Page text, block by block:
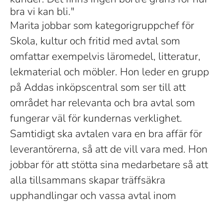
bra vi kan bli."
Marita jobbar som kategorigruppchef för
Skola, kultur och fritid med avtal som
omfattar exempelvis läromedel, litteratur,
lekmaterial och möbler. Hon leder en grupp
på Addas inköpscentral som ser till att
området har relevanta och bra avtal som
fungerar väl för kundernas verklighet.
Samtidigt ska avtalen vara en bra affär för
leverantörerna, så att de vill vara med. Hon
jobbar för att stötta sina medarbetare så att
alla tillsammans skapar träffsäkra
upphandlingar och vassa avtal inom